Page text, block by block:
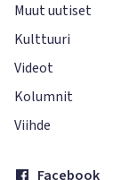
Muut uutiset
Kulttuuri
Videot
Kolumnit
Viihde
Facebook